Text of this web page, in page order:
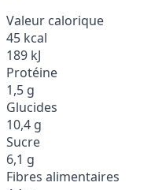
Valeur calorique
45 kcal
189 kJ
Protéine
1,5 g
Glucides
10,4 g
Sucre
6,1 g
Fibres alimentaires